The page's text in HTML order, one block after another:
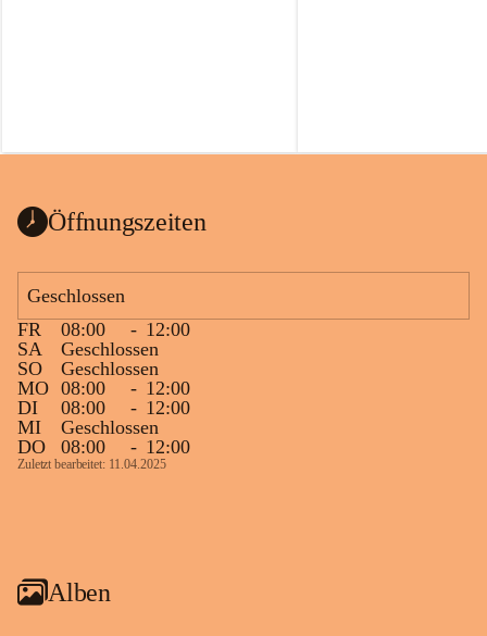
Öffnungszeiten
Geschlossen
FR
08:00 - 12:00
SA
Geschlossen
SO
Geschlossen
MO 08:00 - 12:00
DI
08:00 - 12:00
MI
Geschlossen
DO
08:00 - 12:00
Zuletzt bearbeitet: 11.04.2025
Alben